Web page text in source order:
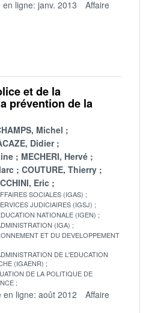
en ligne: janv. 2013
Affaire
et de la
prévention de la
Michel
Didier
MECHERI, Hervé
COUTURE, Thierry
Eric
SOCIALES (IGAS)
JUDICIAIRES (IGSJ)
NATIONALE (IGEN)
(IGA)
ET DU DEVELOPPEMENT
DE L'EDUCATION
(IGAENR)
DE LA POLITIQUE DE
en ligne: août 2012
Affaire